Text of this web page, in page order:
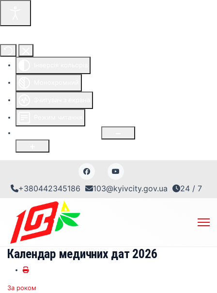
+380442345186 103@kyivcity.gov.ua 24 / 7
Календар медичних дат 2026
За роком